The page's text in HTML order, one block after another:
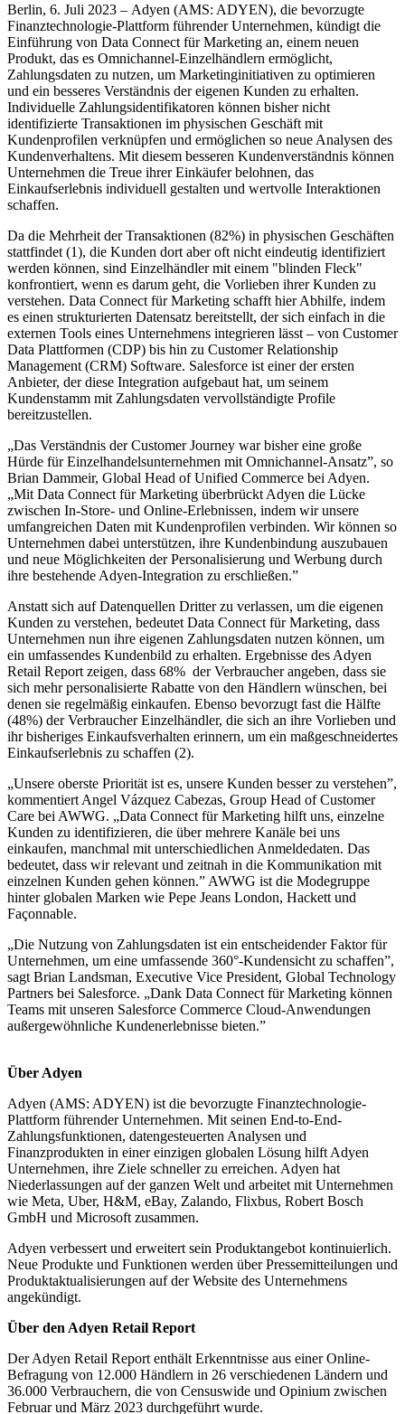
Berlin, 6. Juli 2023 – Adyen (AMS: ADYEN), die bevorzugte
Finanztechnologie-Plattform führender Unternehmen, kündigt die
Einführung von Data Connect für Marketing an, einem neuen
Produkt, das es Omnichannel-Einzelhändlern ermöglicht,
Zahlungsdaten zu nutzen, um Marketinginitiativen zu optimieren
und ein besseres Verständnis der eigenen Kunden zu erhalten.
Individuelle Zahlungsidentifikatoren können bisher nicht
identifizierte Transaktionen im physischen Geschäft mit
Kundenprofilen verknüpfen und ermöglichen so neue Analysen des
Kundenverhaltens. Mit diesem besseren Kundenverständnis können
Unternehmen die Treue ihrer Einkäufer belohnen, das
Einkaufserlebnis individuell gestalten und wertvolle Interaktionen
schaffen.
Da die Mehrheit der Transaktionen (82%) in physischen Geschäften
stattfindet (1), die Kunden dort aber oft nicht eindeutig identifiziert
werden können, sind Einzelhändler mit einem "blinden Fleck"
konfrontiert, wenn es darum geht, die Vorlieben ihrer Kunden zu
verstehen. Data Connect für Marketing schafft hier Abhilfe, indem
es einen strukturierten Datensatz bereitstellt, der sich einfach in die
externen Tools eines Unternehmens integrieren lässt – von Customer
Data Plattformen (CDP) bis hin zu Customer Relationship
Management (CRM) Software. Salesforce ist einer der ersten
Anbieter, der diese Integration aufgebaut hat, um seinem
Kundenstamm mit Zahlungsdaten vervollständigte Profile
bereitzustellen.
„Das Verständnis der Customer Journey war bisher eine große
Hürde für Einzelhandelsunternehmen mit Omnichannel-Ansatz”, so
Brian Dammeir, Global Head of Unified Commerce bei Adyen.
„Mit Data Connect für Marketing überbrückt Adyen die Lücke
zwischen In-Store- und Online-Erlebnissen, indem wir unsere
umfangreichen Daten mit Kundenprofilen verbinden. Wir können so
Unternehmen dabei unterstützen, ihre Kundenbindung auszubauen
und neue Möglichkeiten der Personalisierung und Werbung durch
ihre bestehende Adyen-Integration zu erschließen.”
Anstatt sich auf Datenquellen Dritter zu verlassen, um die eigenen
Kunden zu verstehen, bedeutet Data Connect für Marketing, dass
Unternehmen nun ihre eigenen Zahlungsdaten nutzen können, um
ein umfassendes Kundenbild zu erhalten. Ergebnisse des Adyen
Retail Report zeigen, dass 68% der Verbraucher angeben, dass sie
sich mehr personalisierte Rabatte von den Händlern wünschen, bei
denen sie regelmäßig einkaufen. Ebenso bevorzugt fast die Hälfte
(48%) der Verbraucher Einzelhändler, die sich an ihre Vorlieben und
ihr bisheriges Einkaufsverhalten erinnern, um ein maßgeschneidertes
Einkaufserlebnis zu schaffen (2).
„Unsere oberste Priorität ist es, unsere Kunden besser zu verstehen”,
kommentiert Angel Vázquez Cabezas, Group Head of Customer
Care bei AWWG. „Data Connect für Marketing hilft uns, einzelne
Kunden zu identifizieren, die über mehrere Kanäle bei uns
einkaufen, manchmal mit unterschiedlichen Anmeldedaten. Das
bedeutet, dass wir relevant und zeitnah in die Kommunikation mit
einzelnen Kunden gehen können.” AWWG ist die Modegruppe
hinter globalen Marken wie Pepe Jeans London, Hackett und
Façonnable.
„Die Nutzung von Zahlungsdaten ist ein entscheidender Faktor für
Unternehmen, um eine umfassende 360°-Kundensicht zu schaffen”,
sagt Brian Landsman, Executive Vice President, Global Technology
Partners bei Salesforce. „Dank Data Connect für Marketing können
Teams mit unseren Salesforce Commerce Cloud-Anwendungen
außergewöhnliche Kundenerlebnisse bieten.”
Über Adyen
Adyen (AMS: ADYEN) ist die bevorzugte Finanztechnologie-
Plattform führender Unternehmen. Mit seinen End-to-End-
Zahlungsfunktionen, datengesteuerten Analysen und
Finanzprodukten in einer einzigen globalen Lösung hilft Adyen
Unternehmen, ihre Ziele schneller zu erreichen. Adyen hat
Niederlassungen auf der ganzen Welt und arbeitet mit Unternehmen
wie Meta, Uber, H&M, eBay, Zalando, Flixbus, Robert Bosch
GmbH und Microsoft zusammen.
Adyen verbessert und erweitert sein Produktangebot kontinuierlich.
Neue Produkte und Funktionen werden über Pressemitteilungen und
Produktaktualisierungen auf der Website des Unternehmens
angekündigt.
Über den Adyen Retail Report
Der Adyen Retail Report enthält Erkenntnisse aus einer Online-
Befragung von 12.000 Händlern in 26 verschiedenen Ländern und
36.000 Verbrauchern, die von Censuswide und Opinium zwischen
Februar und März 2023 durchgeführt wurde.